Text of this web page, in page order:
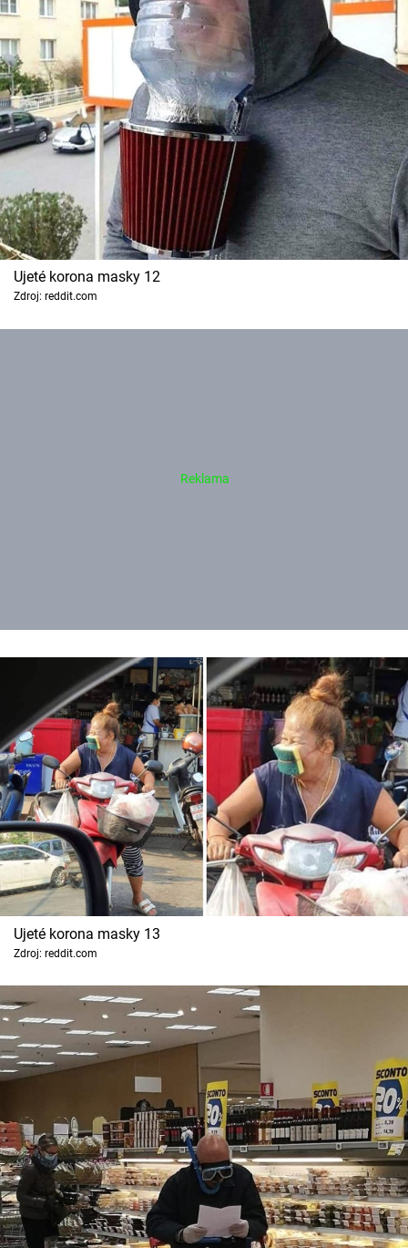
Ujeté korona masky 12
Zdroj: reddit.com
Ujeté korona masky 13
Zdroj: reddit.com